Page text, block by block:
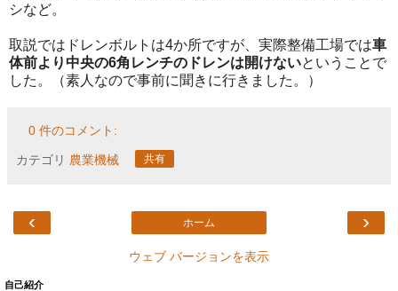
シなど。
取説ではドレンボルトは4か所ですが、実際整備工場では車
体前より中央の6角レンチのドレンは開けないということで
した。（素人なので事前に聞きに行きました。）
0 件のコメント:
カテゴリ 農業機械 共有
‹ ›
ホーム
ウェブ バージョンを表示
自己紹介